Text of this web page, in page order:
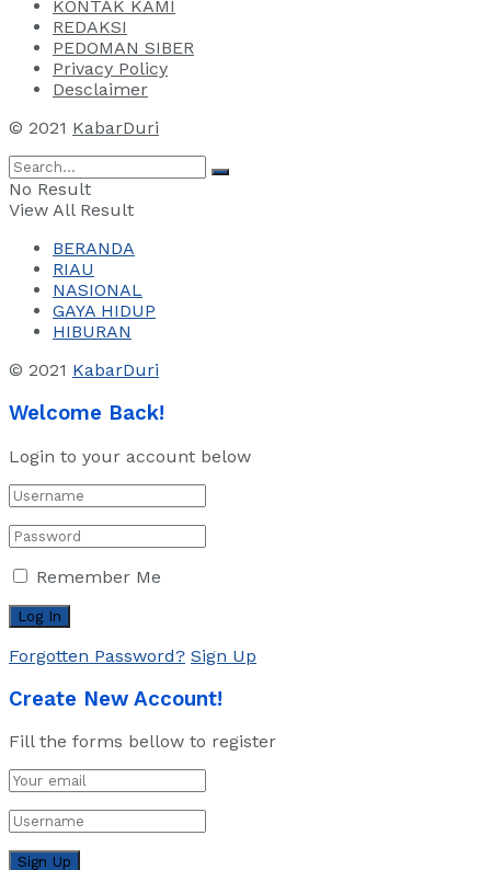
KONTAK KAMI
REDAKSI
PEDOMAN SIBER
Privacy Policy
Desclaimer
© 2021 KabarDuri
No Result
View All Result
BERANDA
RIAU
NASIONAL
GAYA HIDUP
HIBURAN
© 2021 KabarDuri
Welcome Back!
Login to your account below
Remember Me
Forgotten Password? Sign Up
Create New Account!
Fill the forms bellow to register